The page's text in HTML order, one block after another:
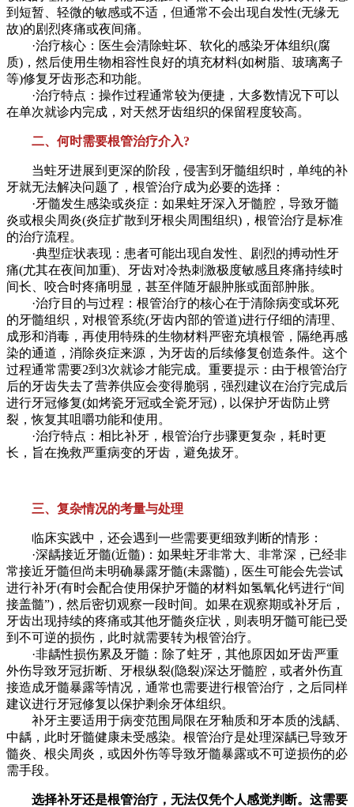
到短暂、轻微的敏感或不适，但通常不会出现自发性(无缘无
故)的剧烈疼痛或夜间痛。
·治疗核心：医生会清除蛀坏、软化的感染牙体组织(腐
质)，然后使用生物相容性良好的填充材料(如树脂、玻璃离子
等)修复牙齿形态和功能。
·治疗特点：操作过程通常较为便捷，大多数情况下可以
在单次就诊内完成，对天然牙齿组织的保留程度较高。
二、何时需要根管治疗介入?
当蛀牙进展到更深的阶段，侵害到牙髓组织时，单纯的补
牙就无法解决问题了，根管治疗成为必要的选择：
·牙髓发生感染或炎症：如果蛀牙深入牙髓腔，导致牙髓
炎或根尖周炎(炎症扩散到牙根尖周围组织)，根管治疗是标准
的治疗流程。
·典型症状表现：患者可能出现自发性、剧烈的搏动性牙
痛(尤其在夜间加重)、牙齿对冷热刺激极度敏感且疼痛持续时
间长、咬合时疼痛明显，甚至伴随牙龈肿胀或面部肿胀。
·治疗目的与过程：根管治疗的核心在于清除病变或坏死
的牙髓组织，对根管系统(牙齿内部的管道)进行仔细的清理、
成形和消毒，再使用特殊的生物材料严密充填根管，隔绝再感
染的通道，消除炎症来源，为牙齿的后续修复创造条件。这个
过程通常需要2到3次就诊才能完成。重要提示：由于根管治疗
后的牙齿失去了营养供应会变得脆弱，强烈建议在治疗完成后
进行牙冠修复(如烤瓷牙冠或全瓷牙冠)，以保护牙齿防止劈
裂，恢复其咀嚼功能和使用。
·治疗特点：相比补牙，根管治疗步骤更复杂，耗时更
长，旨在挽救严重病变的牙齿，避免拔牙。
三、复杂情况的考量与处理
临床实践中，还会遇到一些需要更细致判断的情形：
·深龋接近牙髓(近髓)：如果蛀牙非常大、非常深，已经非
常接近牙髓但尚未明确暴露牙髓(未露髓)，医生可能会先尝试
进行补牙(有时会配合使用保护牙髓的材料如氢氧化钙进行“间
接盖髓”)，然后密切观察一段时间。如果在观察期或补牙后，
牙齿出现持续的疼痛或其他牙髓炎症状，则表明牙髓可能已受
到不可逆的损伤，此时就需要转为根管治疗。
·非龋性损伤累及牙髓：除了蛀牙，其他原因如牙齿严重
外伤导致牙冠折断、牙根纵裂(隐裂)深达牙髓腔，或者外伤直
接造成牙髓暴露等情况，通常也需要进行根管治疗，之后同样
建议进行牙冠修复以保护剩余牙体组织。
补牙主要适用于病变范围局限在牙釉质和牙本质的浅龋、
中龋，此时牙髓健康未受感染。根管治疗是处理深龋已导致牙
髓炎、根尖周炎，或因外伤等导致牙髓暴露或不可逆损伤的必
需手段。
选择补牙还是根管治疗，无法仅凭个人感觉判断。这需要